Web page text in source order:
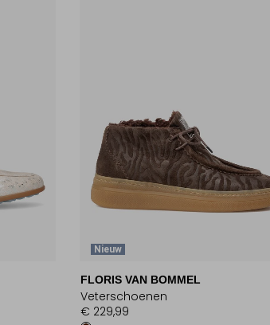
Nieuw
FLORIS VAN BOMMEL
Veterschoenen
€ 229,99